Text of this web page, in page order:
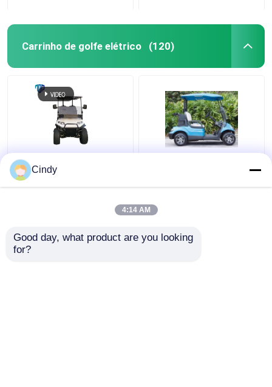
Carrinho de golfe elétrico (120)
A velocidade máxima
25Km/h 48V/5kw 4
carrinho de golfe com
Cindy
4:14 AM
Good day, what product are you looking
for?